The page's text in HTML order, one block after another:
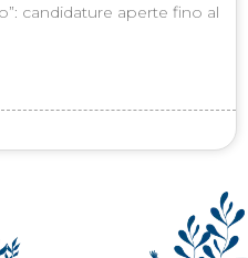
candidature aperte fino al